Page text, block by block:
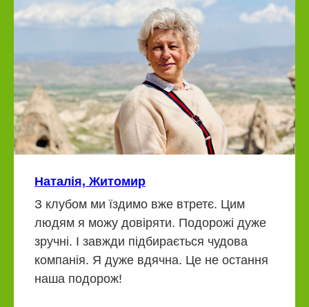
Наталія, Житомир
З клубом ми їздимо вже втретє. Цим
людям я можу довіряти. Подорожі дуже
зручні. І завжди підбирається чудова
компанія. Я дуже вдячна. Це не остання
наша подорож!